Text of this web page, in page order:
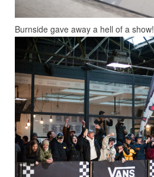
Burnside gave away a hell of a show!